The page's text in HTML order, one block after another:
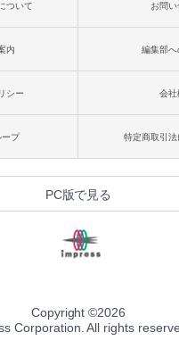
ついて お問
内 編集部
シー 会社
ープ 特定商取引
PC版で見る
Copyright ©2026
Corporation. All rights